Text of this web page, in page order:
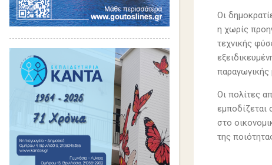
Οι
η χωρίς
τεχνικής
παραγωγικής
Οι πολίτες
εμποδίζεται
στο
της